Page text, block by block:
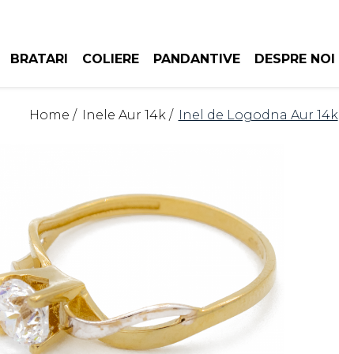
BRATARI COLIERE PANDANTIVE DESPRE NOI
Home / Inele Aur 14k / Inel de Logodna Aur 14k